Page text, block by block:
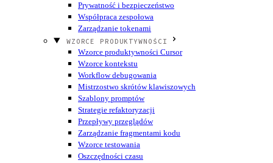
Prywatność i bezpieczeństwo
Współpraca zespołowa
Zarządzanie tokenami
WZORCE PRODUKTYWNOŚCI
Wzorce produktywności Cursor
Wzorce kontekstu
Workflow debugowania
Mistrzostwo skrótów klawiszowych
Szablony promptów
Strategie refaktoryzacji
Przepływy przeglądów
Zarządzanie fragmentami kodu
Wzorce testowania
Oszczędności czasu